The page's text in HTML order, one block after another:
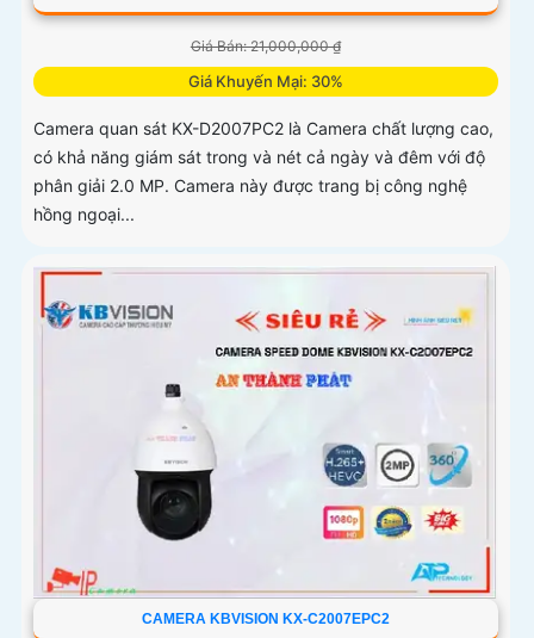
Giá Bán: 21,000,000 ₫
Giá Khuyến Mại: 30%
Camera quan sát KX-D2007PC2 là Camera chất lượng cao,
có khả năng giám sát trong và nét cả ngày và đêm với độ
phân giải 2.0 MP. Camera này được trang bị công nghệ
hồng ngoại...
CAMERA KBVISION KX-C2007EPC2